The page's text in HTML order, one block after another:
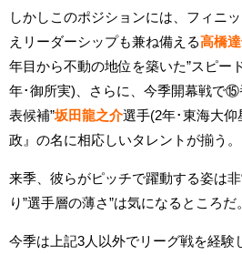
しかしこのポジションには、フィニ
えリーダーシップも兼ね備える高橋
年目から不動の地位を築いた”スピー
年･御所実)、さらに、今季開幕戦で⑮
表候補”坂田龍之介選手(2年･東海大
政』の名に相応しいタレントが揃う。
来季、彼らがピッチで躍動する姿は
り”選手層の薄さ”は気になるところだ
今季は上記3人以外でリーグ戦を経験